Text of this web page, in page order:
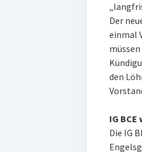
Der
einmal
den
IG
Die IG